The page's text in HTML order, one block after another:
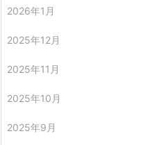
2026年1月
2025年12月
2025年11月
2025年10月
2025年9月